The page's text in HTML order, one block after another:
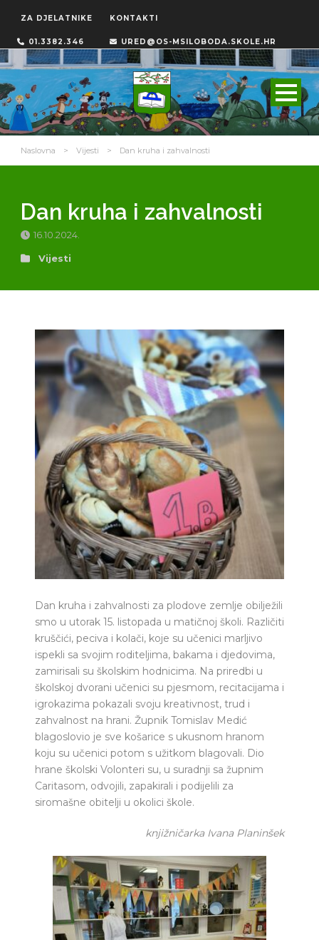
ZA DJELATNIKE KONTAKTI
01.3382.346 URED@OS-MSILOBODA.SKOLE.HR
Naslovna > Vijesti > Dan kruha i zahvalnosti
Dan kruha i zahvalnosti
16.10.2024.
Vijesti
Dan kruha i zahvalnosti za plodove zemlje obilježili
smo u utorak 15. listopada u matičnoj školi. Različiti
kruščići, peciva i kolači, koje su učenici marljivo
ispekli sa svojim roditeljima, bakama i djedovima,
zamirisali su školskim hodnicima. Na priredbi u
školskoj dvorani učenici su pjesmom, recitacijama i
igrokazima pokazali svoju kreativnost, trud i
zahvalnost na hrani. Župnik Tomislav Medić
blagoslovio je sve košarice s ukusnom hranom
koju su učenici potom s užitkom blagovali. Dio
hrane školski Volonteri su, u suradnji sa župnim
Caritasom, odvojili, zapakirali i podijelili za
siromašne obitelji u okolici škole.
knjižničarka Ivana Planinšek